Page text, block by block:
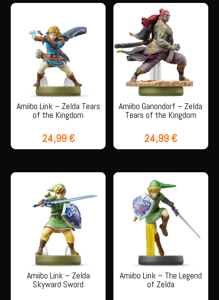
Amiibo Link – Zelda Tears
of the Kingdom
24,99 €
Amiibo Ganondorf – Zelda
Tears of the Kingdom
24,99 €
Amiibo Link – Zelda
Skyward Sword
Amiibo Link – The Legend
of Zelda